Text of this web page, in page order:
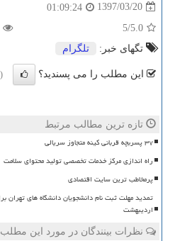
1397/03/20
01:09:24
5.0
/5
تگهای خبر:
تلگرام
این مطلب را می پسندید؟ (1)
تازه ترین مطالب مرتبط
۳۷ پسربچه قربانی کینه متجاوز سریالی
راه اندازی مرکز خدمات تخصصی تولید محتوای سلامت
پرمخاطب ترین سایت اقتصادی
اردیبهشت
نظرات بینندگان در مورد این مطلب